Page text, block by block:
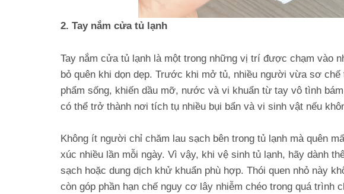
2. Tay nắm cửa tủ lạnh
Tay nắm cửa tủ lạnh là một trong những vị trí được chạm vào
bỏ quên khi dọn dẹp. Trước khi mở tủ, nhiều người vừa sơ
phẩm sống, khiến dầu mỡ, nước và vi khuẩn từ tay vô tình
có thể trở thành nơi tích tụ nhiều bụi bẩn và vi sinh vật nếu
Không ít người chỉ chăm lau sạch bên trong tủ lạnh mà quên
xúc nhiều lần mỗi ngày. Vì vậy, khi vệ sinh tủ lạnh, hãy dành
sạch hoặc dung dịch khử khuẩn phù hợp. Thói quen nhỏ này
còn góp phần hạn chế nguy cơ lây nhiễm chéo trong quá trình